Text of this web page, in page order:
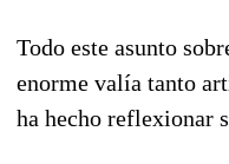
Todo este asunto
enorme valía tanto
ha hecho reflexionar